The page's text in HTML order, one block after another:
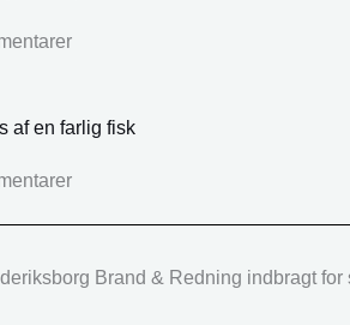
af en farlig fisk
Brand & Redning indbragt